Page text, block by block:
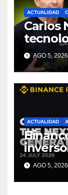
ACTUALIDAD
Carlos
AGO 5, 2026
ACTUALIDAD
AGO 5, 2026